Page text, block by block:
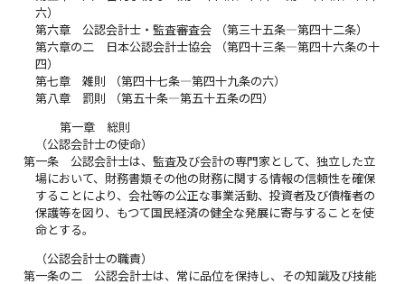
六）
第六章 公認会計士・監査審査会 （第三十五条―第四十二条）
第六章の二 日本公認会計士協会 （第四十三条―第四十六条の十
四）
第七章 雑則 （第四十七条―第四十九条の六）
第八章 罰則 （第五十条―第五十五条の四）
第一章 総則
（公認会計士の使命）
第一条
公認会計士は、監査及び会計の専門家として、独立した立
場において、財務書類その他の財務に関する情報の信頼性を確保
することにより、会社等の公正な事業活動、投資者及び債権者の
保護等を図り、もつて国民経済の健全な発展に寄与することを使
命とする。
（公認会計士の職責）
第一条の二
公認会計士は、常に品位を保持し、その知識及び技能